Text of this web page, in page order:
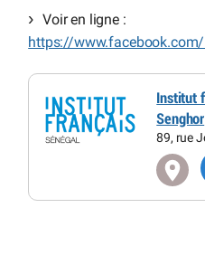
Voir en ligne :
https://
Institut
Senghor
89, rue